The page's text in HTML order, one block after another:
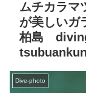
ムチカラマ
が美しい
柏島
tsubuankun
Dive-photo